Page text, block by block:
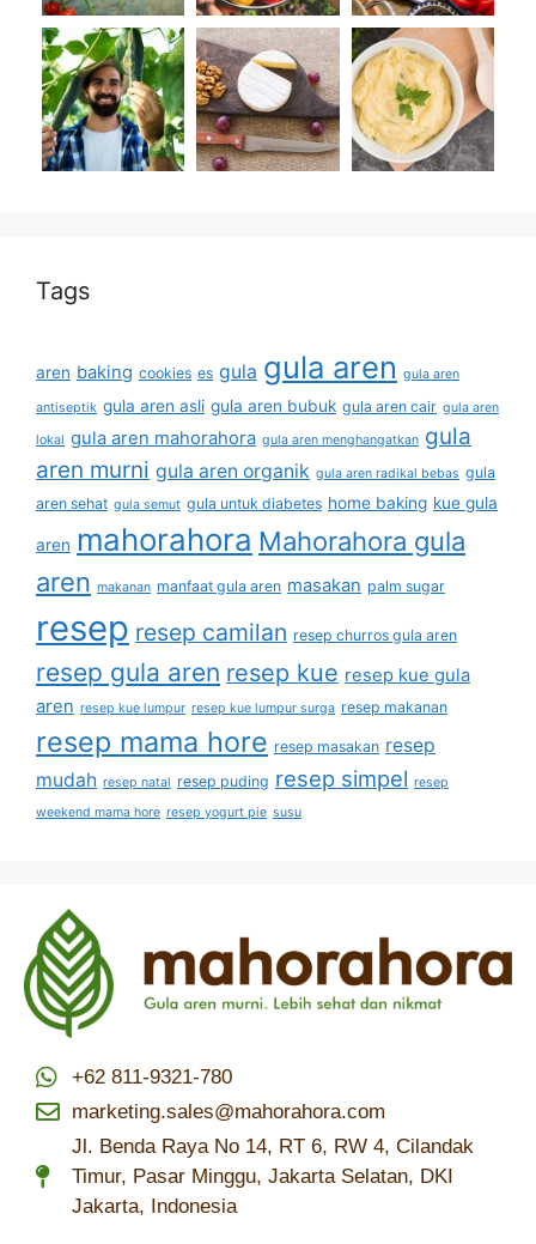
Tags
aren baking cookies es gula gula aren gula aren
antiseptik gula aren asli gula aren bubuk gula aren cair gula aren
lokal gula aren mahorahora gula aren menghangatkan gula
aren murni gula aren organik gula aren radikal bebas gula
aren sehat gula semut gula untuk diabetes home baking kue gula
aren mahorahora Mahorahora gula
aren makanan manfaat gula aren masakan palm sugar
resep resep camilan resep churros gula aren
resep gula aren resep kue resep kue gula
aren resep kue lumpur resep kue lumpur surga resep makanan
resep mama hore resep masakan resep
mudah resep natal resep puding resep simpel resep
weekend mama hore resep yogurt pie susu
+62 811-9321-780
marketing.sales@mahorahora.com
Jl. Benda Raya No 14, RT 6, RW 4, Cilandak
Timur, Pasar Minggu, Jakarta Selatan, DKI
Jakarta, Indonesia